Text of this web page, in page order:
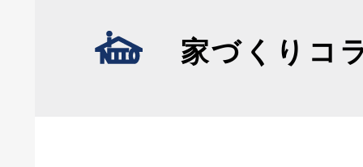
家づくりコ